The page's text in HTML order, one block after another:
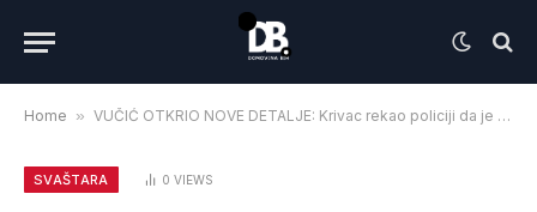
Home » VUČIĆ OTKRIO NOVE DETALJE: Krivac rekao policiji da je to uradio zbog…
SVAŠTARA 0 VIEWS